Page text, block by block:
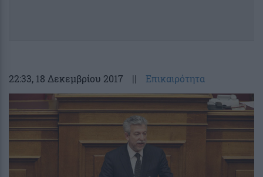
22:33, 18 Δεκεμβρίου 2017 || Επικαιρότητα